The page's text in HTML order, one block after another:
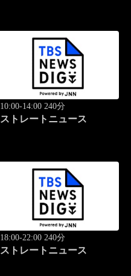
10:00-14:00 240分
ストレートニュース
18:00-22:00 240分
ストレートニュース